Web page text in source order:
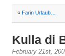
«Farin Urlaub…
Kulla di
February 21st,